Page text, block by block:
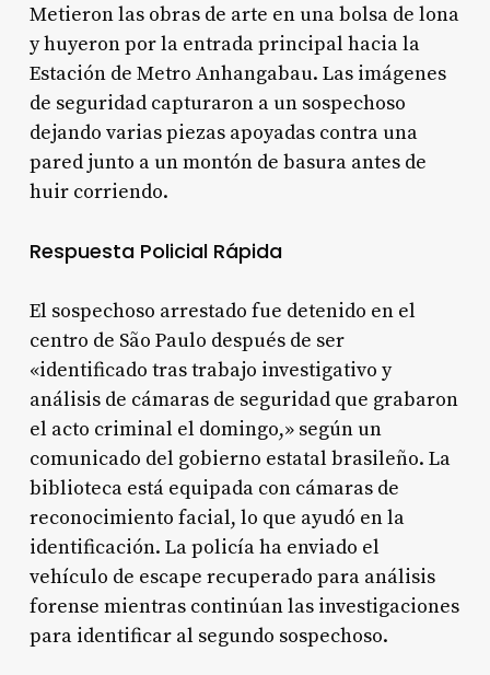
Metieron las obras de arte en una bolsa de lona
y huyeron por la entrada principal hacia la
Estación de Metro Anhangabau. Las imágenes
de seguridad capturaron a un sospechoso
dejando varias piezas apoyadas contra una
pared junto a un montón de basura antes de
huir corriendo.
Respuesta Policial Rápida
El sospechoso arrestado fue detenido en el
centro de São Paulo después de ser
«identificado tras trabajo investigativo y
análisis de cámaras de seguridad que grabaron
el acto criminal el domingo,» según un
comunicado del gobierno estatal brasileño. La
biblioteca está equipada con cámaras de
reconocimiento facial, lo que ayudó en la
identificación. La policía ha enviado el
vehículo de escape recuperado para análisis
forense mientras continúan las investigaciones
para identificar al segundo sospechoso.